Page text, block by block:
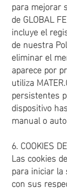
para mejorar
de GLOBAL
incluye el
de nuestra
eliminar el
aparece por
utiliza
persistentes
dispositivo
manual o
6. COOKIES
Las cookies
para iniciar
con sus